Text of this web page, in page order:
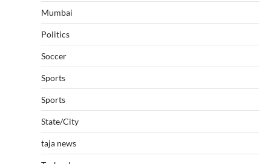
Mumbai
Politics
Soccer
Sports
Sports
State/City
taja news